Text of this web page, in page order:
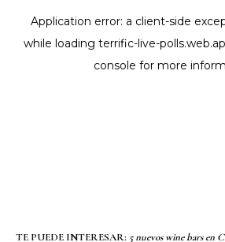
TE PUEDE INTERESAR: 5 nuevos wine bars en